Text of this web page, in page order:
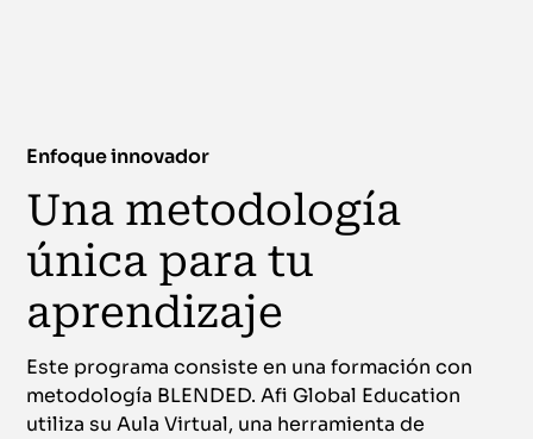
Enfoque innovador
Una metodología
única para tu
aprendizaje
Este programa consiste en una formación con
metodología BLENDED. Afi Global Education
utiliza su Aula Virtual, una herramienta de